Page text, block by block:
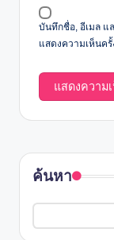
บันทึกชื่อ, อีเมล แ
แสดงความเห็นครั้
ค้นหา